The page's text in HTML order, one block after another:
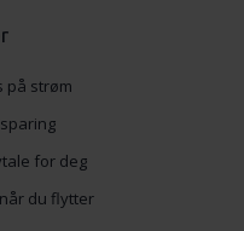
på strøm
for deg
du flytter